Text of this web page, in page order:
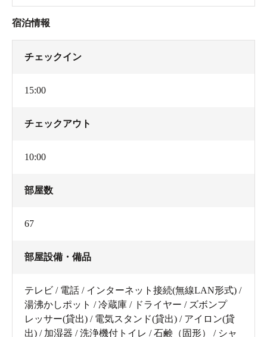
宿泊情報
チェックイン
15:00
チェックアウト
10:00
部屋数
67
部屋設備・備品
テレビ / 電話 / インターネット接続(無線LAN形式) /
湯沸かしポット / 冷蔵庫 / ドライヤー / ズボンプ
レッサー(貸出) / 電気スタンド(貸出) / アイロン(貸
出) / 加湿器 / 洗浄機付トイレ / 石鹸（固形） / シャ